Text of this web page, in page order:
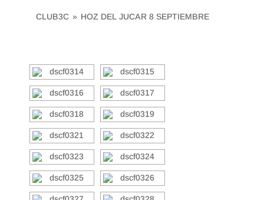
CLUB3C » HOZ DEL JUCAR 8 SEPTIEMBRE